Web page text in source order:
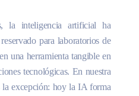
la inteligencia artificial ha
para laboratorios de
una herramienta tangible en
tecnológicas. En nuestra
la excepción: hoy la IA forma